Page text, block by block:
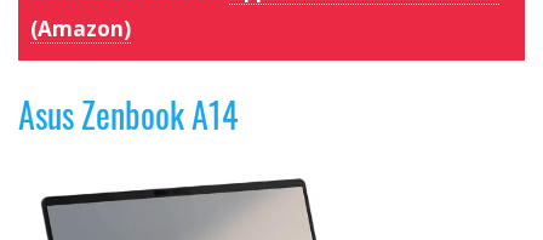
(Amazon)
Asus Zenbook A14